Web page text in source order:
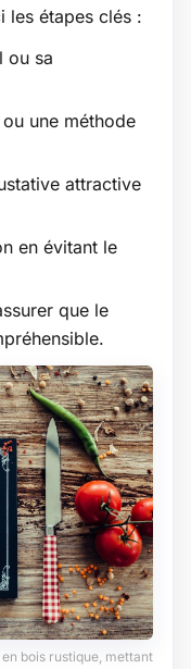
les étapes clés :
ou sa
une méthode
attractive
en évitant le
que le
bois rustique, mettant